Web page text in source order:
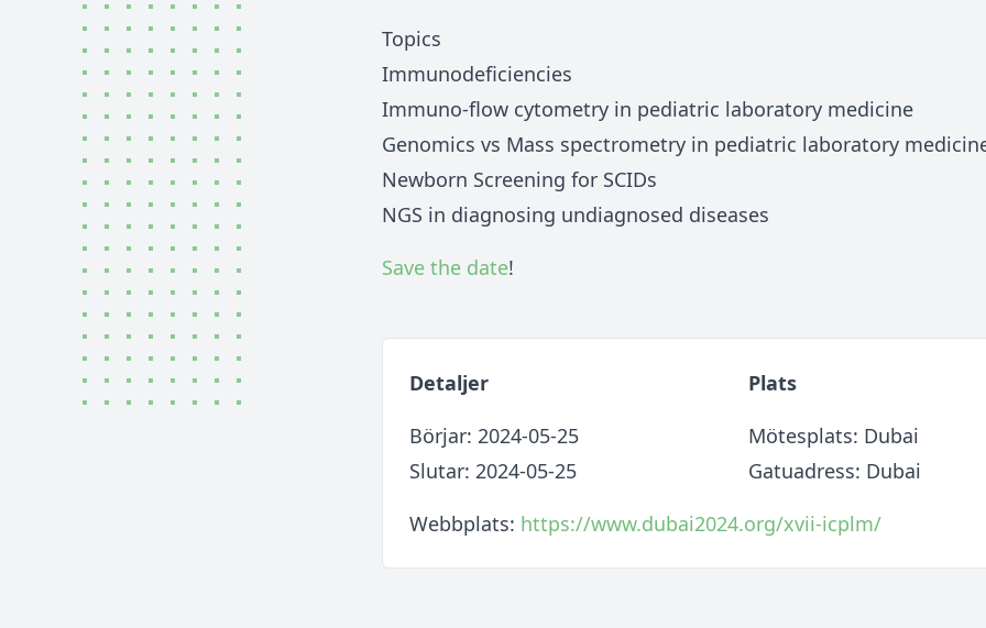
Topics
Immunodeficiencies
Immuno-flow cytometry in pediatric laboratory medicine
Genomics vs Mass spectrometry in pediatric laboratory
Newborn Screening for SCIDs
NGS in diagnosing undiagnosed diseases
Save the date!
Detaljer
Börjar: 2024-05-25
Slutar: 2024-05-25
Plats
Mötesplats: Dubai
Gatuadress: Dubai
Webbplats: https://www.dubai2024.org/xvii-icplm/